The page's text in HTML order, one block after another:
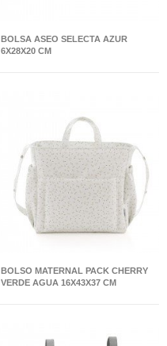
BOLSA ASEO SELECTA AZUR
6X28X20 CM
BOLSO MATERNAL PACK CHERRY
VERDE AGUA 16X43X37 CM